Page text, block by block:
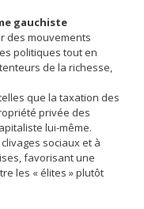
gauchiste
des mouvements
politiques tout en
de la richesse,
que la taxation des
privée des
lui-même.
sociaux et à
favorisant une
les « élites » plutôt